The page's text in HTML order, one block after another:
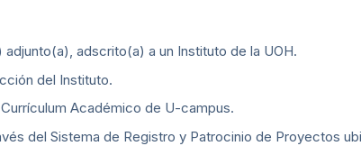
adscrito(a) a un Instituto de la UOH.
del Instituto.
Académico de U-campus.
del Sistema de Registro y Patrocinio de Proyectos